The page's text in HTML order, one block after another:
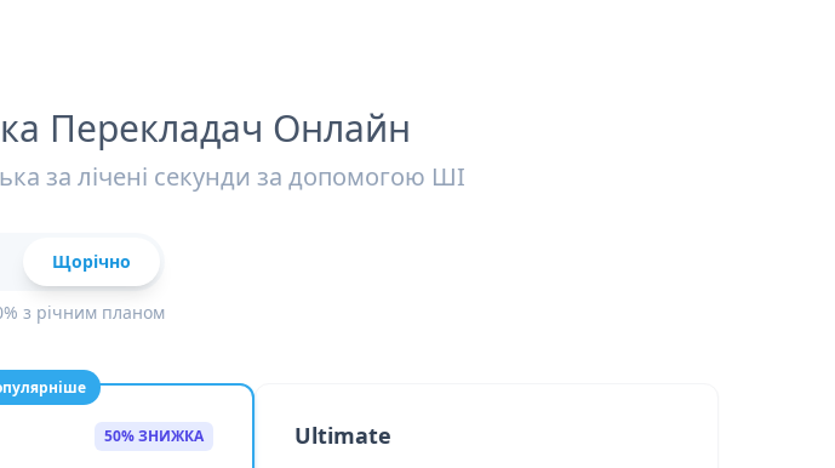
Перекладач Онлайн
за лічені секунди за допомогою ШІ
Щорічно
з річним планом
50% ЗНИЖКА Ultimate